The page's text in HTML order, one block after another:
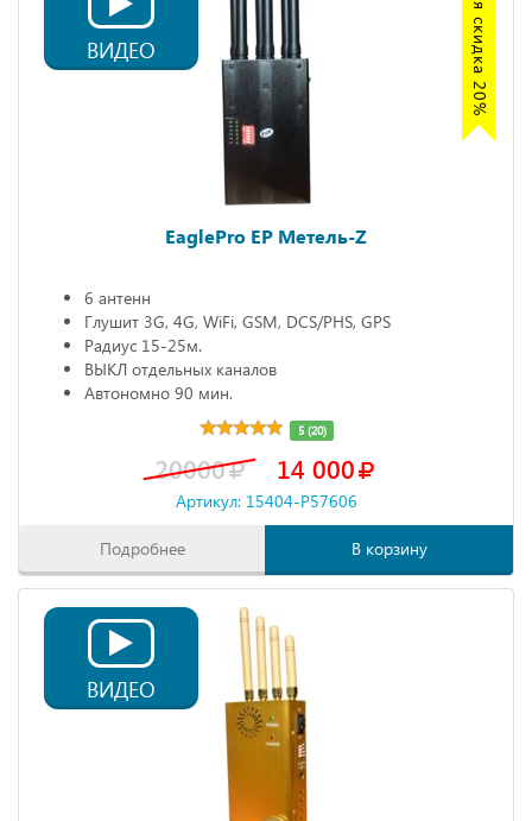
Акция скидка 20%
ВИДЕО
EaglePro EP Метель-Z
6 антенн
Глушит 3G, 4G, WiFi, GSM, DCS/PHS, GPS
Радиус 15-25м.
ВЫКЛ отдельных каналов
Автономно 90 мин.
5 (20)
20000 14 000
Артикул: 15404-P57606
Подробнее В корзину
ВИДЕО